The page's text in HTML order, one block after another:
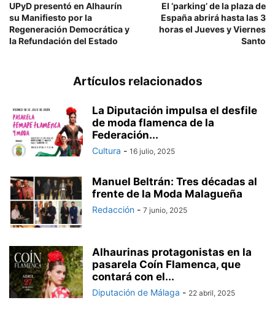
UPyD presentó en Alhaurín
su Manifiesto por la
Regeneración Democrática y
la Refundación del Estado
El ‘parking’ de la plaza de
España abrirá hasta las 3
horas el Jueves y Viernes
Santo
Artículos relacionados
La Diputación impulsa el desfile
de moda flamenca de la
Federación...
Cultura - 16 julio, 2025
Manuel Beltrán: Tres décadas al
frente de la Moda Malagueña
Redacción - 7 junio, 2025
Alhaurinas protagonistas en la
pasarela Coín Flamenca, que
contará con el...
Diputación de Málaga - 22 abril, 2025